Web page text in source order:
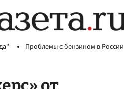
Проблемы с бензином в России